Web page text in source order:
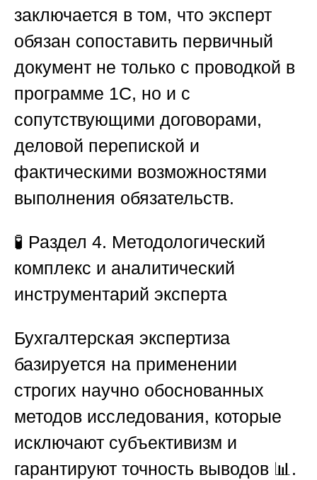
заключается в том, что эксперт
обязан сопоставить первичный
документ не только с проводкой в
программе 1С, но и с
сопутствующими договорами,
деловой перепиской и
фактическими возможностями
выполнения обязательств.
🧪 Раздел 4. Методологический
комплекс и аналитический
инструментарий эксперта
Бухгалтерская экспертиза
базируется на применении
строгих научно обоснованных
методов исследования, которые
исключают субъективизм и
гарантируют точность выводов 📊.